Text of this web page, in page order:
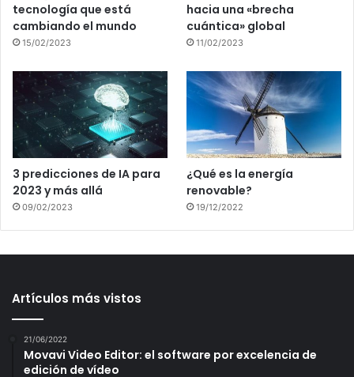
tecnología que está
cambiando el mundo
15/02/2023
hacia una «brecha
cuántica» global
11/02/2023
3 predicciones de IA para
2023 y más allá
09/02/2023
¿Qué es la energía
renovable?
19/12/2022
Artículos más vistos
21/06/2022
Movavi Video Editor: el software por excelencia de
edición de vídeo